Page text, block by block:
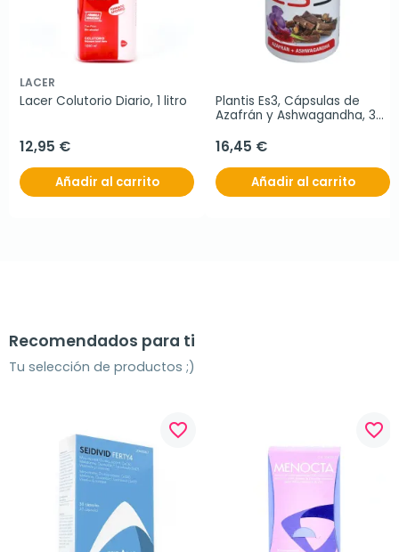
LACER
Lacer Colutorio Diario, 1 litro
12,95 €
Añadir al carrito
Plantis Es3, Cápsulas de
Azafrán y Ashwagandha, 30
16,45 €
Añadir al carrito
Recomendados para ti
Tu selección de productos ;)
favorite_border favorite_border